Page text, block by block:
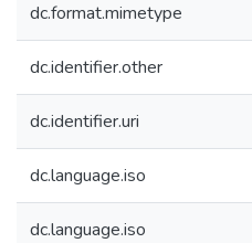
dc.format.mimetype
dc.identifier.other
dc.identifier.uri
dc.language.iso
dc.language.iso